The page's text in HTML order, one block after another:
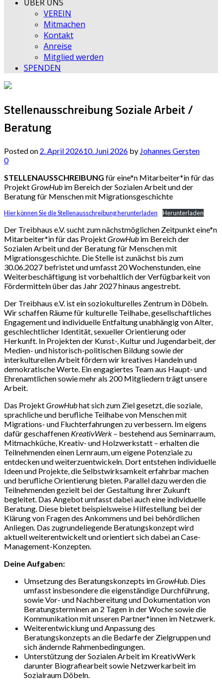
ÜBER UNS
VEREIN
Mitmachen
Kontakt
Anreise
Mitglied werden
SPENDEN
Stellenausschreibung Soziale Arbeit /
Beratung
Posted on 2. April 202610. Juni 2026 by Johannes Gersten
0
STELLENAUSSCHREIBUNG für eine*n Mitarbeiter*in für das
ProjektGrowHub im Bereich der Sozialen Arbeit und der
Beratung für Menschen mit Migrationsgeschichte
Hier können Sie die Stellenausschreibung herunterladen Herunterladen
Der Treibhaus e.V. sucht zum nächstmöglichen Zeitpunkt eine*n
Mitarbeiter*in für das ProjektGrowHub im Bereich der
Sozialen Arbeit und der Beratung für Menschen mit
Migrationsgeschichte. Die Stelle ist zunächst bis zum
30.06.2027 befristet und umfasst 20 Wochenstunden, eine
Weiterbeschäftigung ist vorbehaltlich der Verfügbarkeit von
Fördermitteln über das Jahr 2027 hinaus angestrebt.
Der Treibhaus e.V. ist ein soziokulturelles Zentrum in Döbeln.
Wir schaffen Räume für kulturelle Teilhabe, gesellschaftliches
Engagement und individuelle Entfaltung unabhängig von Alter,
geschlechtlicher Identität, sexueller Orientierung oder
Herkunft. In Projekten der Kunst-, Kultur und Jugendarbeit, der
Medien- und historisch-politischen Bildung sowie der
interkulturellen Arbeit fördern wir kreatives Handeln und
demokratische Werte. Ein engagiertes Team aus Haupt- und
Ehrenamtlichen sowie mehr als 200 Mitgliedern trägt unsere
Arbeit.
Das ProjektGrowHubhat sich zum Ziel gesetzt, die soziale,
sprachliche und berufliche Teilhabe von Menschen mit
Migrations- und Fluchterfahrungen zu verbessern. Im eigens
dafür geschaffenen KreativWerk – bestehend aus Seminarraum,
Mitmachküche, Kreativ- und Holzwerkstatt – erhalten die
Teilnehmenden einen Lernraum, um eigene Potenziale zu
entdecken und weiterzuentwickeln. Dort entstehen individuelle
Ideen und Projekte, die Selbstwirksamkeit erfahrbar machen
und berufliche Orientierung bieten. Parallel dazu werden die
Teilnehmenden gezielt bei der Gestaltung ihrer Zukunft
begleitet. Das Angebot umfasst dabei auch eine individuelle
Beratung. Diese bietet beispielsweise Hilfestellung bei der
Klärung von Fragen des Ankommens und bei behördlichen
Anliegen. Das zugrundeliegende Beratungskonzept wird
aktuell weiterentwickelt und orientiert sich dabei an Case-
Management-Konzepten.
Deine Aufgaben:
Umsetzung des Beratungskonzepts imGrowHub. Dies
umfasst insbesondere die eigenständige Durchführung,
sowie Vor- und Nachbereitung und Dokumentation von
Beratungsterminen an 2 Tagen in der Woche sowie die
Kommunikation mit unseren Partner*innen im Netzwerk.
Weiterentwicklung und Anpassung des
Beratungskonzepts an die Bedarfe der Zielgruppen und
sich ändernde Rahmenbedingungen.
Unterstützung der Sozialen Arbeit im KreativWerk
darunter Biografiearbeit sowie Netzwerkarbeit im
Sozialraum Döbeln.